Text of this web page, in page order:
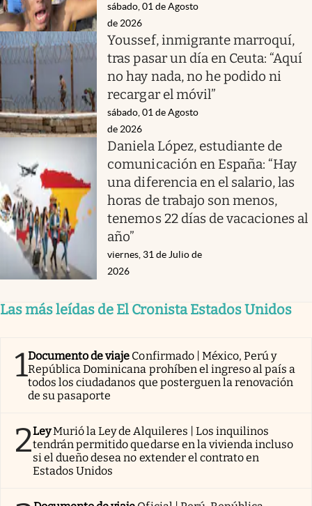
sábado, 01 de Agosto
de 2026
Youssef, inmigrante marroquí,
tras pasar un día en Ceuta: “Aquí
no hay nada, no he podido ni
recargar el móvil”
sábado, 01 de Agosto
de 2026
Daniela López, estudiante de
comunicación en España: “Hay
una diferencia en el salario, las
horas de trabajo son menos,
tenemos 22 días de vacaciones al
año”
viernes, 31 de Julio de
2026
Las más leídas de El Cronista Estados Unidos
1Documento de viaje Confirmado | México, Perú y
República Dominicana prohíben el ingreso al país a
todos los ciudadanos que posterguen la renovación
de su pasaporte
2LeyMurió la Ley de Alquileres | Los inquilinos
tendrán permitido quedarse en la vivienda incluso
si el dueño desea no extender el contrato en
Estados Unidos